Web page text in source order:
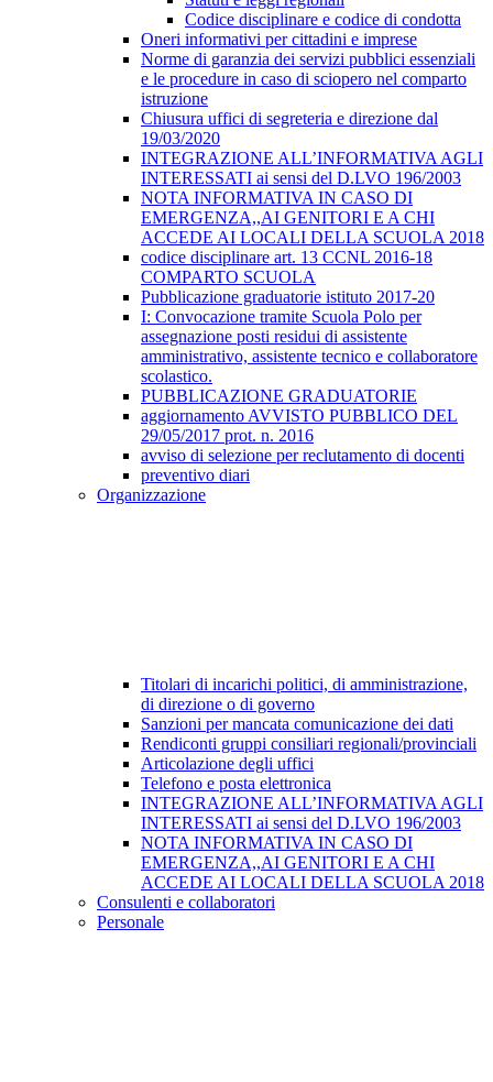
Codice disciplinare e codice di condotta
Oneri informativi per cittadini e imprese
Norme di garanzia dei servizi pubblici essenziali
e le procedure in caso di sciopero nel comparto
istruzione
Chiusura uffici di segreteria e direzione dal
19/03/2020
INTEGRAZIONE ALL’INFORMATIVA AGLI
INTERESSATI ai sensi del D.LVO 196/2003
NOTA INFORMATIVA IN CASO DI
EMERGENZA,,AI GENITORI E A CHI
ACCEDE AI LOCALI DELLA SCUOLA 2018
codice disciplinare art. 13 CCNL 2016-18
COMPARTO SCUOLA
Pubblicazione graduatorie istituto 2017-20
I: Convocazione tramite Scuola Polo per
assegnazione posti residui di assistente
amministrativo, assistente tecnico e collaboratore
scolastico.
PUBBLICAZIONE GRADUATORIE
aggiornamento AVVISTO PUBBLICO DEL
29/05/2017 prot. n. 2016
avviso di selezione per reclutamento di docenti
preventivo diari
Organizzazione
Titolari di incarichi politici, di amministrazione,
di direzione o di governo
Sanzioni per mancata comunicazione dei dati
Rendiconti gruppi consiliari regionali/provinciali
Articolazione degli uffici
Telefono e posta elettronica
INTEGRAZIONE ALL’INFORMATIVA AGLI
INTERESSATI ai sensi del D.LVO 196/2003
NOTA INFORMATIVA IN CASO DI
EMERGENZA,,AI GENITORI E A CHI
ACCEDE AI LOCALI DELLA SCUOLA 2018
Consulenti e collaboratori
Personale